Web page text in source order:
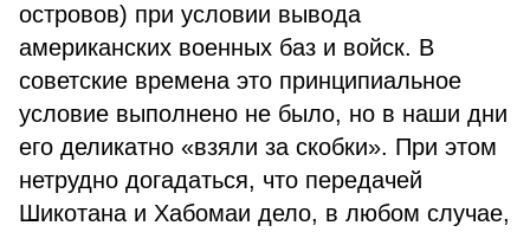
островов) при условии вывода
американских военных баз и войск. В
советские времена это принципиальное
условие выполнено не было, но в наши дни
его деликатно «взяли за скобки». При этом
нетрудно догадаться, что передачей
Шикотана и Хабомаи дело, в любом случае,